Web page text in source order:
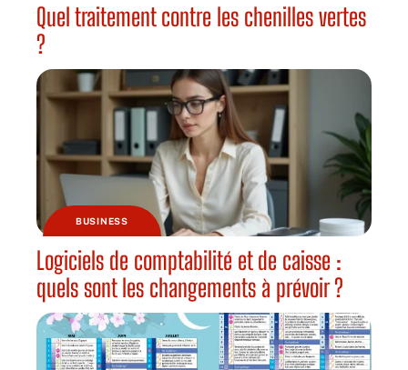
Quel traitement contre les chenilles vertes
?
BUSINESS
Logiciels de comptabilité et de caisse :
quels sont les changements à prévoir ?